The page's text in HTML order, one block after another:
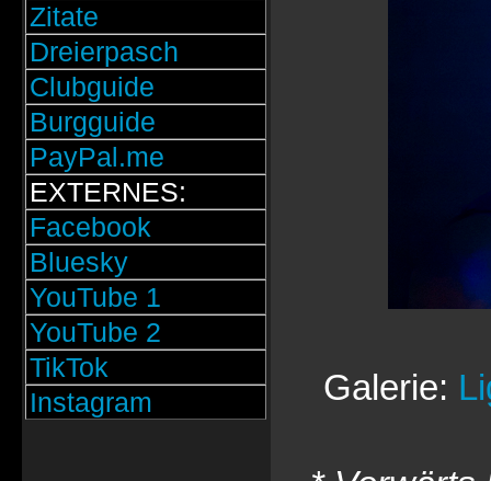
Zitate
Dreierpasch
Clubguide
Burgguide
PayPal.me
EXTERNES:
Facebook
Bluesky
YouTube 1
YouTube 2
TikTok
Instagram
Galerie: